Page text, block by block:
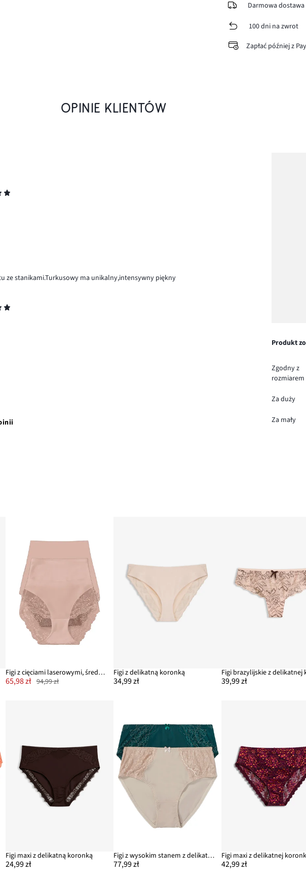
Darmowa dostawa
100 dni na zwrot
Zapłać później z
OPINIE KLIENTÓW
ze stanikami.Turkusowy ma unikalny,intensywny piękny
Produkt
Zgodny z
rozmiarem
Za duży
Za mały
Figi z cięciami laserowymi, średni stopień modelowania sylwetki (2 pary)
65,98 zł 94,99 zł
Figi z delikatną koronką
34,99 zł 39,99 zł
Figi maxi z delikatną koronką
24,99 zł
Figi z wysokim stanem z delikatną koronką (2 pary)
77,99 zł
Figi maxi z delikatnej
42,99 zł